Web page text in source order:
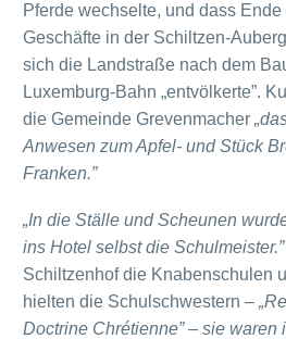
Pferde wechselte, und dass
Geschäfte in der Schiltzen-
sich die Landstraße nach dem
Luxemburg-Bahn „entvölkerte”.
die Gemeinde Grevenmacher
Anwesen zum Apfel- und Stück
Franken.”
„In die Ställe und Scheunen
ins Hotel selbst die Schulmeister.”
Schiltzenhof die Knabenschulen
hielten die Schulschwestern –
Doctrine Chrétienne” – sie waren